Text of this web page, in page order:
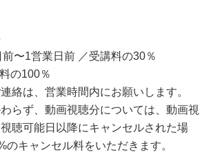
〜1営業日前 ／受講料の30％
の100％
絡は、営業時間内にお願いします。
らず、動画視聴分については、動画視
聴可能日以降にキャンセルされた場
のキャンセル料をいただきます。